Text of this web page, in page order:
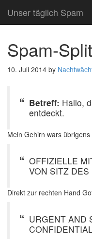
Unser täglich Spam
Spam-
10. Juli 2014 by
Betreff: Hallo,
entdeckt.
Mein Gehirn wars übrigens
OFFIZIELLE
VON SITZ
Direkt zur rechten Hand
URGENT AND